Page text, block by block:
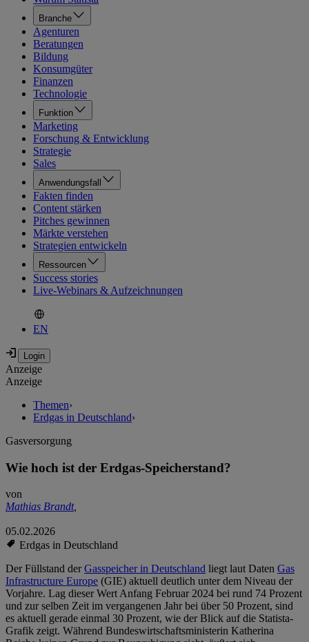
Branche
Agenturen
Beratungen
Bildung
Konsumgüter
Finanzen
Technologie
Funktion
Marketing
Forschung & Entwicklung
Strategie
Sales
Anwendungsfall
Fakten finden
Content stärken
Pitches gewinnen
Märkte verstehen
Strategien entwickeln
Ressourcen
Success stories
Live-Webinars & Aufzeichnungen
EN
Anzeige
Anzeige
Themen›
Erdgas in Deutschland›
Gasversorgung
Wie hoch ist der Erdgas-Speicherstand?
von
Mathias Brandt,
05.02.2026
Erdgas in Deutschland
Der Füllstand derGasspeicher in Deutschland liegt laut Daten Gas
Infrastructure Europe (GIE) aktuell deutlich unter dem Niveau der
Vorjahre. Lag dieser Wert Anfang Februar 2024 bei rund 74 Prozent
und zur selben Zeit im vergangenen Jahr bei über 50 Prozent, sind
es aktuell gerade einmal 30 Prozent, wie der Blick auf die Statista-
Grafik zeigt. Während Bundeswirtschaftsministerin Katherina